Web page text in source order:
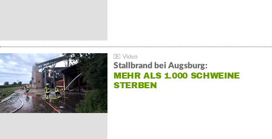
Stallbrand bei Augsburg:
MEHR ALS 1.000 SCHWEINE
STERBEN